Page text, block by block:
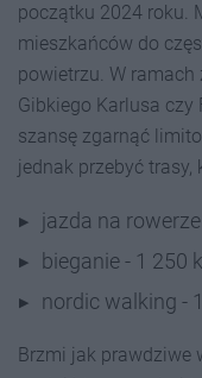
początku 2024 roku.
mieszkańców do
powietrzu. W
Gibkiego Karlusa czy
szansę zgarnąć
jednak przebyć trasy,
jazda na
bieganie - 1 250
nordic walking -
Brzmi jak prawdziwe